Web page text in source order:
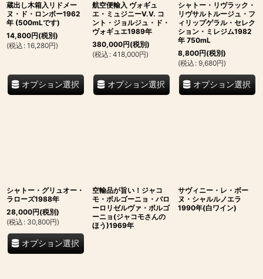
蔵出し木箱入リドメー
ヌ・ド・ロンボー1962
年 (500mLです)
14,800円(税別)
(税込 : 16,280円)
オプション選択
航空便輸入 ヴォギュ
エ・ミュジニーV.V. コ
ント・ジョルジュ・ド・
ヴォギュエ1989年
380,000円(税別)
(税込 : 418,000円)
オプション選択
シャトー・リヴラック・
リヴサルトルージュ・フ
ィリップゲラル・セレク
ション・ミレジム1982
年 750mL
8,800円(税別)
(税込 : 9,680円)
オプション選択
シャトー・グリュオー・
ラローズ1988年
28,000円(税別)
(税込 : 30,800円)
オプション選択
空輸品が旨い！ジャコ
モ・ボルゴーニョ・バロ
ーロリゼルヴァ・ボルゴ
ーニョ(ジャコモさんの
ほう)1969年
サヴィニー・レ・ボー
ヌ・シャルルノエラ
1990年(白ワイン)